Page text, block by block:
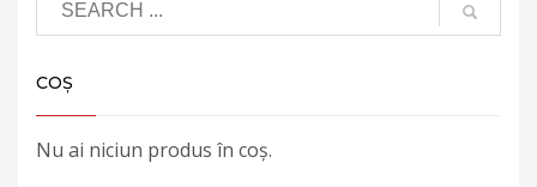
COȘ
Nu ai niciun produs în coș.